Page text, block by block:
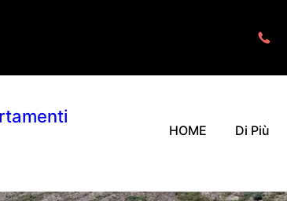
HOME Di Più